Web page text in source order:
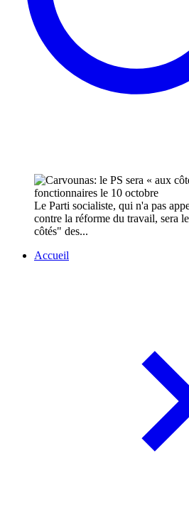
Le Parti socialiste, qui n'a pas
contre la réforme du travail, sera
côtés" des...
Accueil